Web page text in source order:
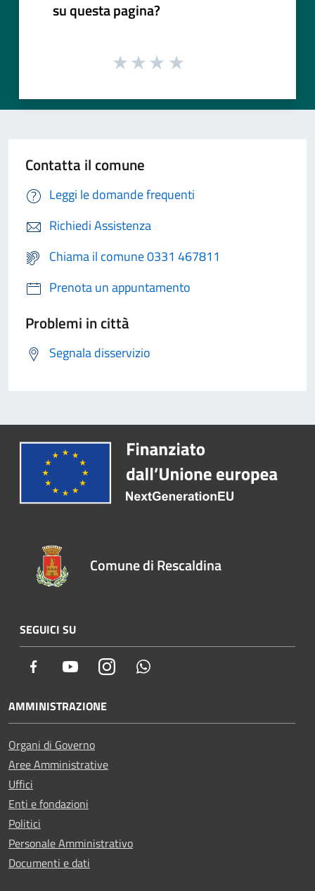
su questa pagina?
Contatta il comune
Leggi le domande frequenti
Richiedi Assistenza
Chiama il comune 0331 467811
Prenota un appuntamento
Problemi in città
Segnala disservizio
Comune di Rescaldina
SEGUICI SU
Facebook YoutubeInstagram
AMMINISTRAZIONE
Organi di Governo
Aree Amministrative
Uffici
Enti e fondazioni
Politici
Personale Amministrativo
Documenti e dati